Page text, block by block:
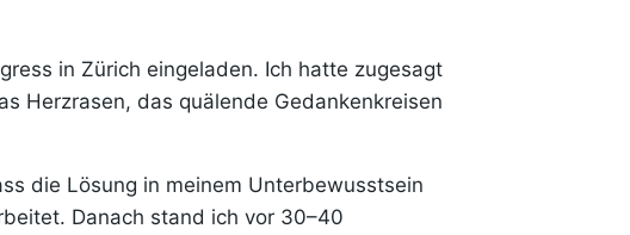
in Zürich eingeladen. Ich hatte zugesagt
Herzrasen, das quälende Gedankenkreisen
die Lösung in meinem Unterbewusstsein
Danach stand ich vor 30–40